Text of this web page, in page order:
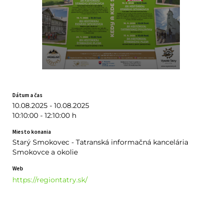
Dátum a čas
10.08.2025 - 10.08.2025
10:10:00 - 12:10:00 h
Miesto konania
Starý Smokovec - Tatranská informačná kancelária
Smokovce a okolie
Web
https://regiontatry.sk/